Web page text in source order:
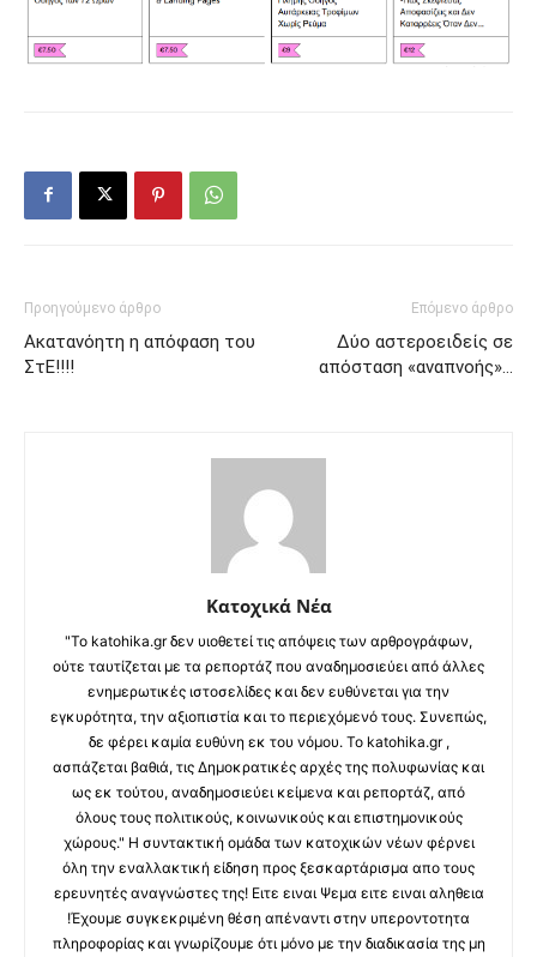
Προηγούμενο άρθρο
Ακατανόητη η απόφαση του
ΣτΕ!!!!
Επόμενο άρθρο
Δύο αστεροειδείς σε
απόσταση «αναπνοής»…
Κατοχικά Νέα
"Το katohika.gr δεν υιοθετεί τις απόψεις των αρθρογράφων,
ούτε ταυτίζεται με τα ρεπορτάζ που αναδημοσιεύει από άλλες
ενημερωτικές ιστοσελίδες και δεν ευθύνεται για την
εγκυρότητα, την αξιοπιστία και το περιεχόμενό τους. Συνεπώς,
δε φέρει καμία ευθύνη εκ του νόμου. Το katohika.gr ,
ασπάζεται βαθιά, τις Δημοκρατικές αρχές της πολυφωνίας και
ως εκ τούτου, αναδημοσιεύει κείμενα και ρεπορτάζ, από
όλους τους πολιτικούς, κοινωνικούς και επιστημονικούς
χώρους." Η συντακτική ομάδα των κατοχικών νέων φέρνει
όλη την εναλλακτική είδηση προς ξεσκαρτάρισμα απο τους
ερευνητές αναγνώστες της! Ειτε ειναι Ψεμα ειτε ειναι αληθεια
!Έχουμε συγκεκριμένη θέση απέναντι στην υπεροντοτητα
πληροφορίας και γνωρίζουμε ότι μόνο με την διαδικασία της μη